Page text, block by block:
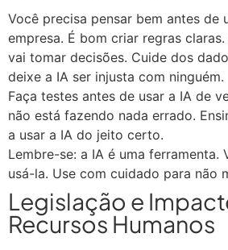
Você precisa pensar bem antes de
empresa. É bom criar regras
vai tomar decisões. Cuide dos
deixe a IA ser injusta com ninguém.
Faça testes antes de usar a IA de
não está fazendo nada errado.
a usar a IA do jeito certo.
Lembre-se: a IA é uma ferramenta.
usá-la. Use com cuidado para não
Legislação e
Recursos Humanos